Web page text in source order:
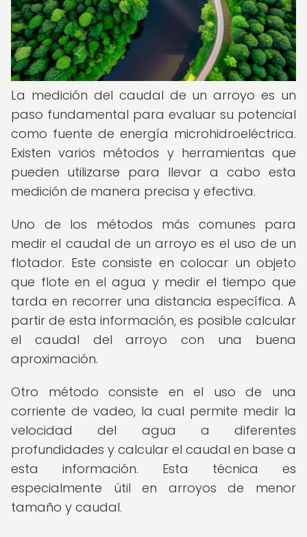
La medición del caudal de un arroyo es un
paso fundamental para evaluar su potencial
como fuente de energía microhidroeléctrica.
Existen varios métodos y herramientas que
pueden utilizarse para llevar a cabo esta
medición de manera precisa y efectiva.
Uno de los métodos más comunes para
medir el caudal de un arroyo es el uso de un
flotador. Este consiste en colocar un objeto
que flote en el agua y medir el tiempo que
tarda en recorrer una distancia específica. A
partir de esta información, es posible calcular
el caudal del arroyo con una buena
aproximación.
Otro método consiste en el uso de una
corriente de vadeo, la cual permite medir la
velocidad del agua a diferentes
profundidades y calcular el caudal en base a
esta información. Esta técnica es
especialmente útil en arroyos de menor
tamaño y caudal.